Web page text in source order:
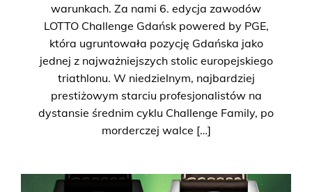
warunkach. Za nami 6. edycja zawodów
LOTTO Challenge Gdańsk powered by PGE,
która ugruntowała pozycję Gdańska jako
jednej z najważniejszych stolic europejskiego
triathlonu. W niedzielnym, najbardziej
prestiżowym starciu profesjonalistów na
dystansie średnim cyklu Challenge Family, po
morderczej walce […]